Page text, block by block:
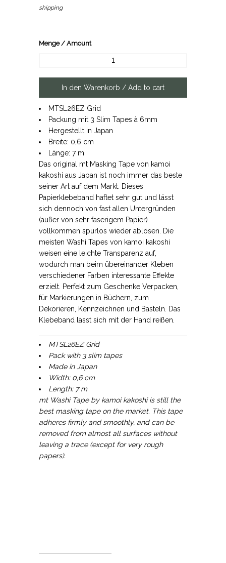
shipping
Menge / Amount
MTSL26EZ Grid
Packung mit 3 Slim Tapes à 6mm
Hergestellt in Japan
Breite: 0,6 cm
Länge: 7 m
Das original mt Masking Tape von kamoi
kakoshi aus Japan ist noch immer das beste
seiner Art auf dem Markt. Dieses
Papierklebeband haftet sehr gut und lässt
sich dennoch von fast allen Untergründen
(außer von sehr faserigem Papier)
vollkommen spurlos wieder ablösen. Die
meisten Washi Tapes von kamoi kakoshi
weisen eine leichte Transparenz auf,
wodurch man beim übereinander Kleben
verschiedener Farben interessante Effekte
erzielt. Perfekt zum Geschenke Verpacken,
für Markierungen in Büchern, zum
Dekorieren, Kennzeichnen und Basteln. Das
Klebeband lässt sich mit der Hand reißen.
MTSL26EZ Grid
Pack with 3 slim tapes
Made in Japan
Width: 0,6 cm
Length: 7 m
mt Washi Tape by kamoi kakoshi is still the
best masking tape on the market. This tape
adheres firmly and smoothly, and can be
removed from almost all surfaces without
leaving a trace (except for very rough
papers).